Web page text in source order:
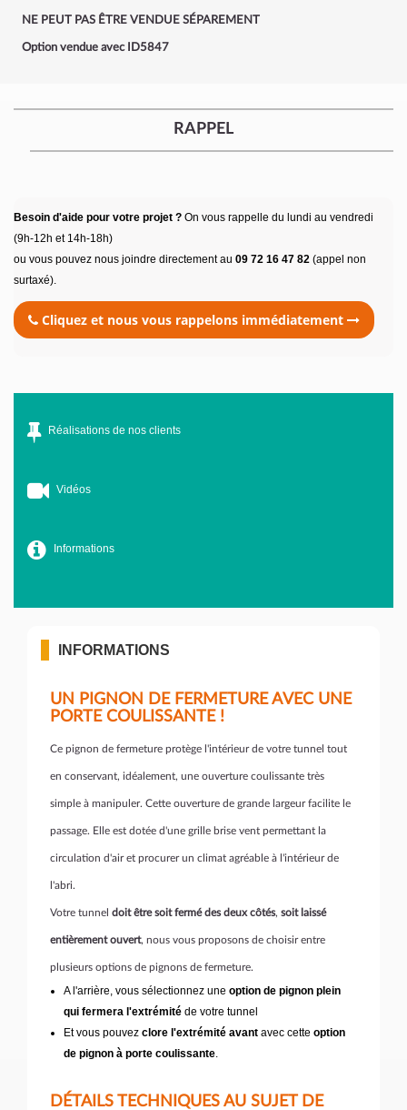
NE PEUT PAS ÊTRE VENDUE SÉPAREMENT
Option vendue avec ID5847
RAPPEL
Besoin d'aide pour votre projet ? On vous rappelle du lundi au vendredi
(9h-12h et 14h-18h)
ou vous pouvez nous joindre directement au 09 72 16 47 82 (appel non
surtaxé).
Cliquez et nous vous rappelons immédiatement
Réalisations de nos clients
Vidéos
Informations
INFORMATIONS
UN PIGNON DE FERMETURE AVEC UNE
PORTE COULISSANTE !
Ce pignon de fermeture protège l'intérieur de votre tunnel tout
en conservant, idéalement, une ouverture coulissante très
simple à manipuler. Cette ouverture de grande largeur facilite le
passage. Elle est dotée d'une grille brise vent permettant la
circulation d'air et procurer un climat agréable à l'intérieur de
l'abri.
Votre tunnel doit être soit fermé des deux côtés, soit laissé
entièrement ouvert, nous vous proposons de choisir entre
plusieurs options de pignons de fermeture.
A l'arrière, vous sélectionnez une option de pignon plein
qui fermera l'extrémité de votre tunnel
Et vous pouvez clore l'extrémité avant avec cette option
de pignon à porte coulissante.
DÉTAILS TECHNIQUES AU SUJET DE